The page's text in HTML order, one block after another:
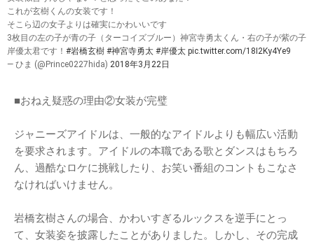
これが玄樹くんの女装です！
そこら辺の女子よりは確実にかわいいです
3枚目の左の子が青の子（ターコイズブルー）神宮寺勇太くん・右の子が紫の子
岸優太君です！ #岩橋玄樹 #神宮寺勇太 #岸優太 pic.twitter.com/18I2Ky4Ye9
— ひま (@Prince0227hida) 2018年3月22日
■おねえ疑惑の理由②女装が完璧
ジャニーズアイドルは、一般的なアイドルよりも幅広い活動
を要求されます。アイドルの本職である歌とダンスはもちろ
ん、過酷なロケに挑戦したり、お笑い番組のコントもこなさ
なければいけません。
岩橋玄樹さんの場合、かわいすぎるルックスを逆手にとっ
て、女装姿を披露したことがありました。しかし、その完成